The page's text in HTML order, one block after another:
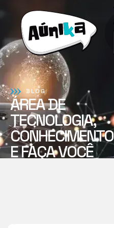
BLOG
ÁREA DE
TECNOLOGIA,
CONHECIMENTO
E FAÇA VOCÊ